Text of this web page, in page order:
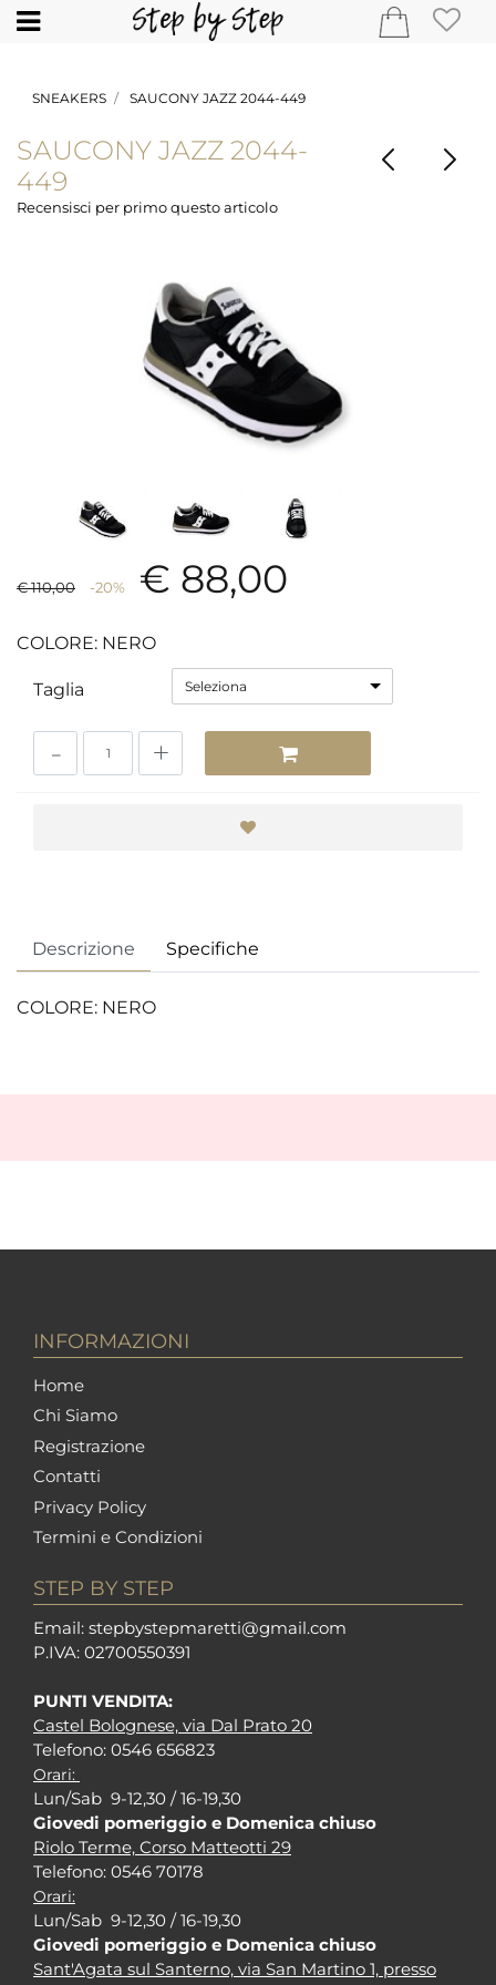
Open
SNEAKERS SAUCONY JAZZ 2044-449
SAUCONY JAZZ 2044-
449
Recensisci per primo questo articolo
€ 110,00 -20% € 88,00
COLORE: NERO
Taglia Seleziona
Descrizione Specifiche
COLORE: NERO
INFORMAZIONI
Home
Chi Siamo
Registrazione
Contatti
Privacy Policy
Termini e Condizioni
STEP BY STEP
Email: stepbystepmaretti@gmail.com
P.IVA: 02700550391
PUNTI VENDITA:
Castel Bolognese, via Dal Prato 20
Telefono: 0546 656823
Orari:
Lun/Sab 9-12,30 / 16-19,30
Giovedi pomeriggio e Domenica chiuso
Riolo Terme, Corso Matteotti 29
Telefono: 0546 70178
Orari:
Lun/Sab 9-12,30 / 16-19,30
Giovedi pomeriggio e Domenica chiuso
Sant'Agata sul Santerno, via San Martino 1, presso